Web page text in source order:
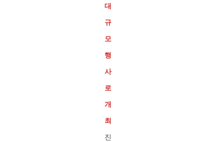
대
규
모
행
사
로
개
최
진